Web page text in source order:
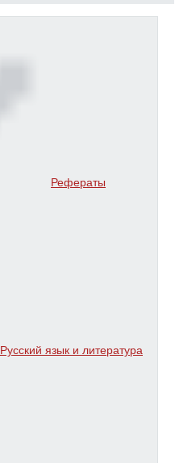
Рефераты
Русский язык и литература